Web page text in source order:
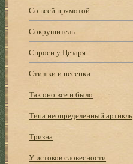
Со всей прямотой
Сокрушитель
Спроси у Цезаря
Стишки и песенки
Так оно все и было
Типа неопределенный артикль
Тризна
У истоков словесности